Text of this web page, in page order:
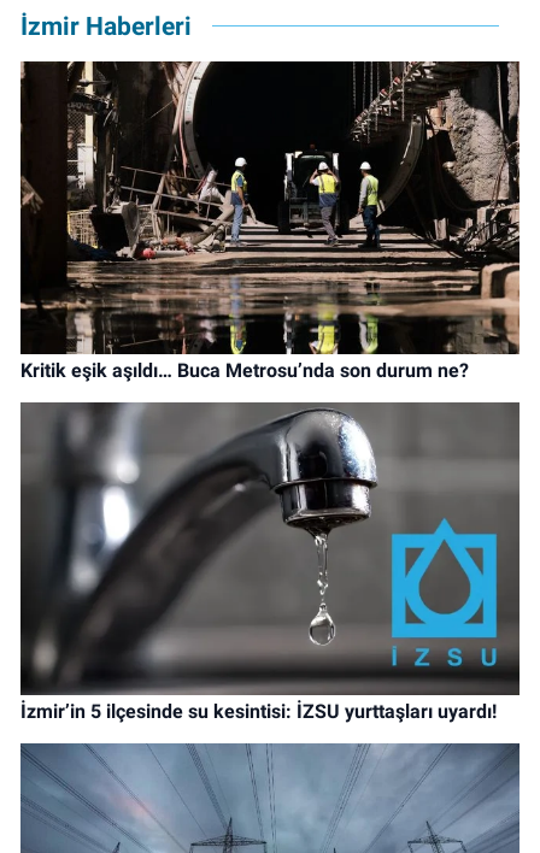
İzmir Haberleri
Kritik eşik aşıldı… Buca Metrosu’nda son durum ne?
İzmir’in 5 ilçesinde su kesintisi: İZSU yurttaşları uyardı!